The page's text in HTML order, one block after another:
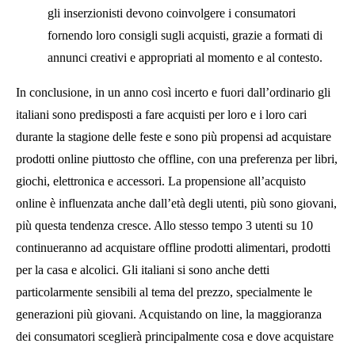
gli inserzionisti devono coinvolgere i consumatori
fornendo loro consigli sugli acquisti, grazie a formati di
annunci creativi e appropriati al momento e al contesto.
In conclusione, in un anno così incerto e fuori dall’ordinario gli
italiani sono predisposti a fare acquisti per loro e i loro cari
durante la stagione delle feste e sono più propensi ad acquistare
prodotti online piuttosto che offline, con una preferenza per libri,
giochi, elettronica e accessori. La propensione all’acquisto
online è influenzata anche dall’età degli utenti, più sono giovani,
più questa tendenza cresce. Allo stesso tempo 3 utenti su 10
continueranno ad acquistare offline prodotti alimentari, prodotti
per la casa e alcolici. Gli italiani si sono anche detti
particolarmente sensibili al tema del prezzo, specialmente le
generazioni più giovani. Acquistando on line, la maggioranza
dei consumatori sceglierà principalmente cosa e dove acquistare